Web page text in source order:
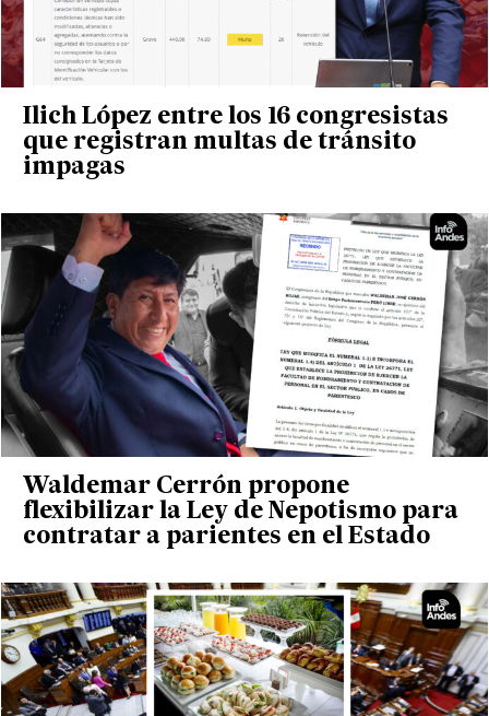
Ilich López entre los 16 congresistas
que registran multas de tránsito
impagas
Waldemar Cerrón propone
flexibilizar la Ley de Nepotismo para
contratar a parientes en el Estado